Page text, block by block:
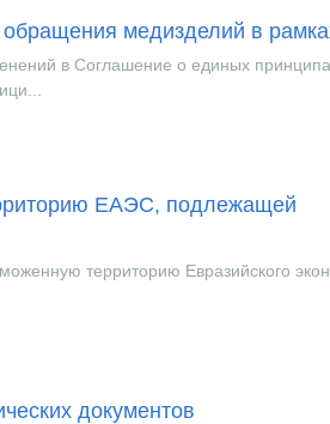
медизделий в
в Соглашение о единых
ЕАЭС, подлежащей
территорию Евразийского
документов